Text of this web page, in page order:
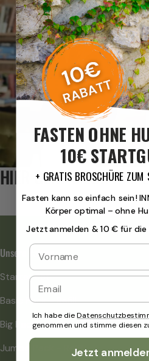
HIER GEHT`S ZUR
Unsere Pakete
Starter Set
Basic Pack - Refill
Big Pack - Refill
Jumbo Pack - Refill
FASTEN OHNE
10€
+ GRATIS BROSCHÜRE ZUM
Fasten kann so einfach sein!
Körper optimal – ohne
Jetzt anmelden & 10 € für
Ich habe die
genommen und stimme diesen
Jetzt